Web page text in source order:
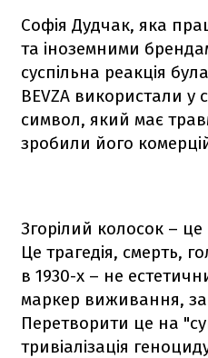
Софія Дудчак, яка
та іноземними
суспільна реакція
BEVZA використали у
символ, який має
зробили його
Згорілий колосок –
Це трагедія, смерть,
в 1930-х – не
маркер виживання,
Перетворити це на
тривіалізація